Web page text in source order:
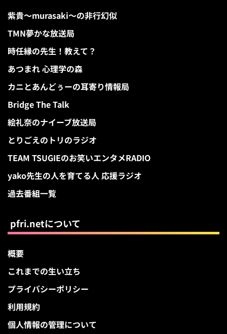
紫貴～murasaki～の非行幻似
TMN夢かな放送局
時任縁の先生！教えて？
あつまれ 心理学の森
カニとあんどぅーの耳寄り情報局
Bridge The Talk
絵礼奈のナイーブ放送局
とりごえのトリのラジオ
TEAM TSUGIEのお笑いエンタメRADIO
yako先生の人を育てる人 応援ラジオ
過去番組一覧
pfri.netについて
概要
これまでの生い立ち
プライバシーポリシー
利用規約
個人情報の管理について